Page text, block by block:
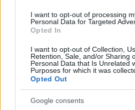
I want to opt-out of processing
Personal Data for Targeted
Opted In
I want to opt-out of Collection,
Retention, Sale, and/or Sharing
Personal Data that Is Unrelated
Purposes for which it was
Opted Out
Google consents
antiszemita
képviselője
Az egri Fidesz